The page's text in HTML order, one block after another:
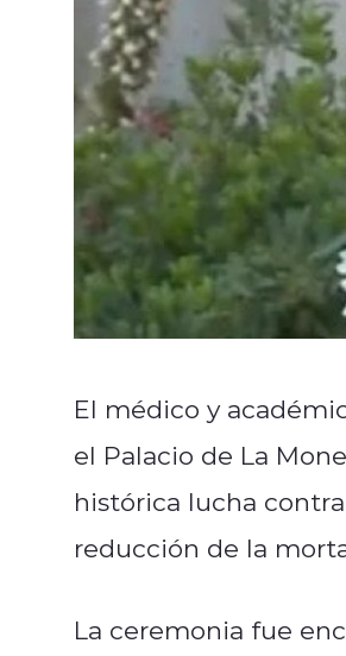
El médico y
el Palacio de La
histórica lucha
reducción de la
La ceremonia fue